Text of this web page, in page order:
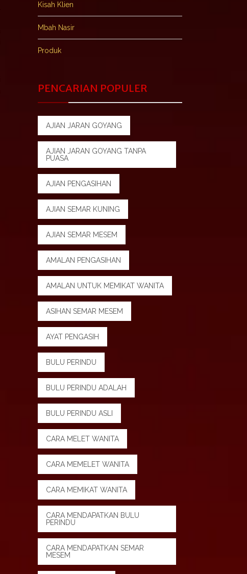
Kisah Klien
Mbah Nasir
Produk
PENCARIAN POPULER
AJIAN JARAN GOYANG
AJIAN JARAN GOYANG TANPA
PUASA
AJIAN PENGASIHAN
AJIAN SEMAR KUNING
AJIAN SEMAR MESEM
AMALAN PENGASIHAN
AMALAN UNTUK MEMIKAT WANITA
ASIHAN SEMAR MESEM
AYAT PENGASIH
BULU PERINDU
BULU PERINDU ADALAH
BULU PERINDU ASLI
CARA MELET WANITA
CARA MEMELET WANITA
CARA MEMIKAT WANITA
CARA MENDAPATKAN BULU
PERINDU
CARA MENDAPATKAN SEMAR
MESEM